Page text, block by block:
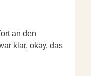
an den
klar, okay, das